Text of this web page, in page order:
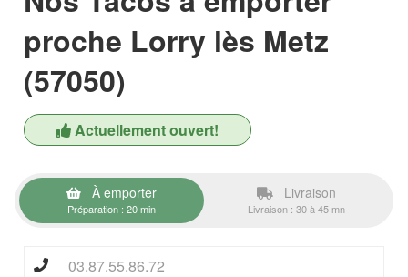
proche Lorry lès Metz
(57050)
Actuellement ouvert!
À emporter
Préparation : 20 min
Livraison
Livraison : 30 à 45 mn
03.87.55.86.72